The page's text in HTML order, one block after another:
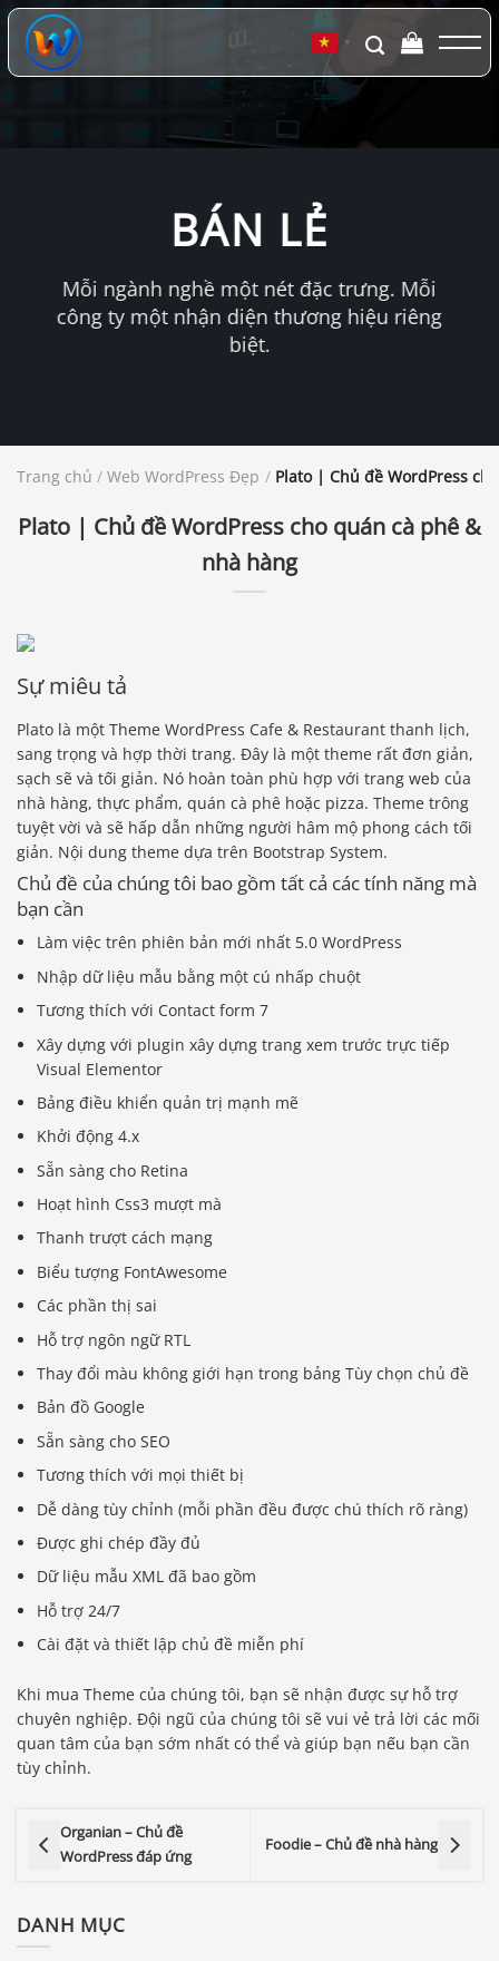
Chuyển
đến
dung
▼
BÁN LẺ
Mỗi ngành nghề một nét đặc trưng. Mỗi
công ty một nhận diện thương hiệu riêng
biệt.
Trang chủ / Web WordPress Đẹp / Plato | Chủ đề WordPress
Plato | Chủ đề WordPress cho quán cà phê &
nhà hàng
Sự miêu tả
Plato là một Theme WordPress Cafe & Restaurant thanh lịch,
sang trọng và hợp thời trang. Đây là một theme rất đơn giản,
sạch sẽ và tối giản. Nó hoàn toàn phù hợp với trang web của
nhà hàng, thực phẩm, quán cà phê hoặc pizza. Theme trông
tuyệt vời và sẽ hấp dẫn những người hâm mộ phong cách tối
giản. Nội dung theme dựa trên Bootstrap System.
Chủ đề của chúng tôi bao gồm tất cả các tính năng mà
bạn cần
Làm việc trên phiên bản mới nhất 5.0 WordPress
Nhập dữ liệu mẫu bằng một cú nhấp chuột
Tương thích với Contact form 7
Xây dựng với plugin xây dựng trang xem trước trực tiếp
Visual Elementor
Bảng điều khiển quản trị mạnh mẽ
Khởi động 4.x
Sẵn sàng cho Retina
Hoạt hình Css3 mượt mà
Thanh trượt cách mạng
Biểu tượng FontAwesome
Các phần thị sai
Hỗ trợ ngôn ngữ RTL
Thay đổi màu không giới hạn trong bảng Tùy chọn chủ đề
Bản đồ Google
Sẵn sàng cho SEO
Tương thích với mọi thiết bị
Dễ dàng tùy chỉnh (mỗi phần đều được chú thích rõ ràng)
Được ghi chép đầy đủ
Dữ liệu mẫu XML đã bao gồm
Hỗ trợ 24/7
Cài đặt và thiết lập chủ đề miễn phí
Khi mua Theme của chúng tôi, bạn sẽ nhận được sự hỗ trợ
chuyên nghiệp. Đội ngũ của chúng tôi sẽ vui vẻ trả lời các mối
quan tâm của bạn sớm nhất có thể và giúp bạn nếu bạn cần
tùy chỉnh.
Organian – Chủ đề
WordPress đáp ứng
Foodie – Chủ đề nhà hàng
DANH MỤC